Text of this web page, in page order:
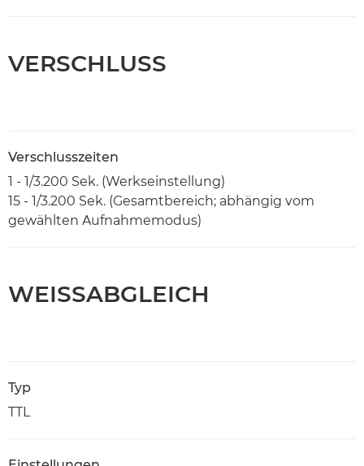
VERSCHLUSS
Verschlusszeiten
1 - 1/3.200 Sek. (Werkseinstellung)
15 - 1/3.200 Sek. (Gesamtbereich; abhängig vom
gewählten Aufnahmemodus)
WEISSABGLEICH
Typ
TTL